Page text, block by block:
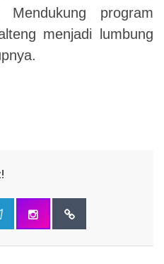
program
menjadi lumbung